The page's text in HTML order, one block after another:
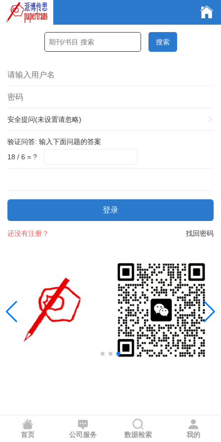
安全提问(未设置请忽略)
验证问答: 输入下面问题的答案
18 / 6 = ?
登录
找回密码
还没有注册？
首页 公司服务 数据检索 我的